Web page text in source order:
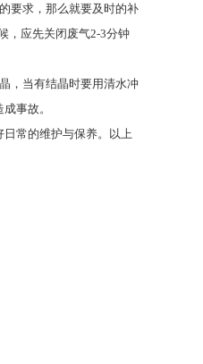
要求，那么就要及时的补
，应先关闭废气2-3分钟
，当有结晶时要用清水冲
事故。
常的维护与保养。以上